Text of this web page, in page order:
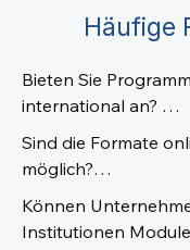
Häufige
Bieten Sie
international an?
Ja. Unsere
mehrsprachig
international
Ein Großteil der
Sind die Formate
möglich?
Beides ist möglich.
Können
Institutionen